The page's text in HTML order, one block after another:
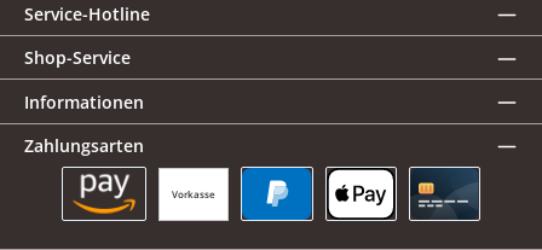
Service-Hotline
Shop-Service
Informationen
Zahlungsarten
Vorkasse